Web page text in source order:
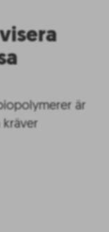
är
kräver